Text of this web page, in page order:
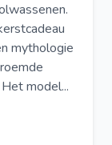
mythologie
model...